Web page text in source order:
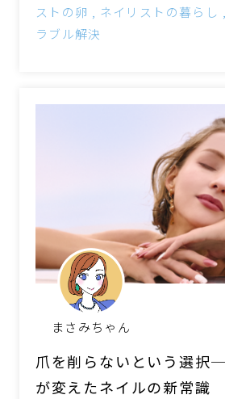
ストの卵
ネイリストの暮らし
ラブル解決
まさみちゃん
爪を削らないという選択
が変えたネイルの新常識